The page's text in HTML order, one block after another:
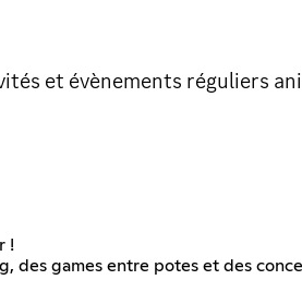
et évènements réguliers
!
des games entre potes et des